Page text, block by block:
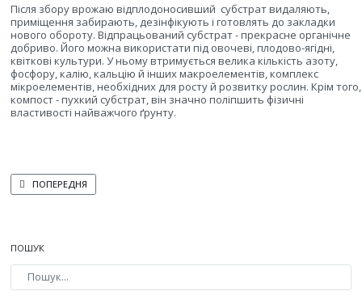
Після збору врожаю відплодоносивший субстрат видаляють,
приміщення забирають, дезінфікують і готовлять до закладки
нового обороту. Відпрацьований субстрат - прекрасне органічне
добриво. Його можна використати під овочеві, плодово-ягідні,
квіткові культури. У ньому втримується велика кількість азоту,
фосфору, калію, кальцію й інших макроелементів, комплекс
мікроелементів, необхідних для росту й розвитку рослин. Крім того,
компост - пухкий субстрат, він значно поліпшить фізичні
властивості найважчого ґрунту.
ПОПЕРЕДНЯ СТАТТЯ: ШКІДНИКИ ПЕЧЕРИЦЬ
ПОПЕРЕДНЯ
ПОШУК